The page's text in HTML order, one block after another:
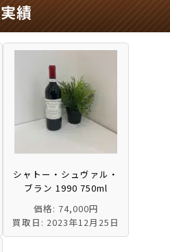
実績
シャトー・シュヴァル・
ブラン 1990 750ml
価格: 74,000円
買取日: 2023年12月25日